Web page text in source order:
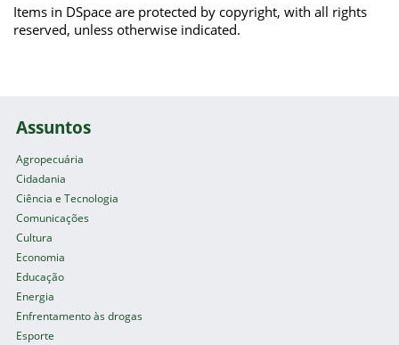
Items in DSpace are protected by copyright, with all rights
reserved, unless otherwise indicated.
Assuntos
Agropecuária
Cidadania
Ciência e Tecnologia
Comunicações
Cultura
Economia
Educação
Energia
Enfrentamento às drogas
Esporte